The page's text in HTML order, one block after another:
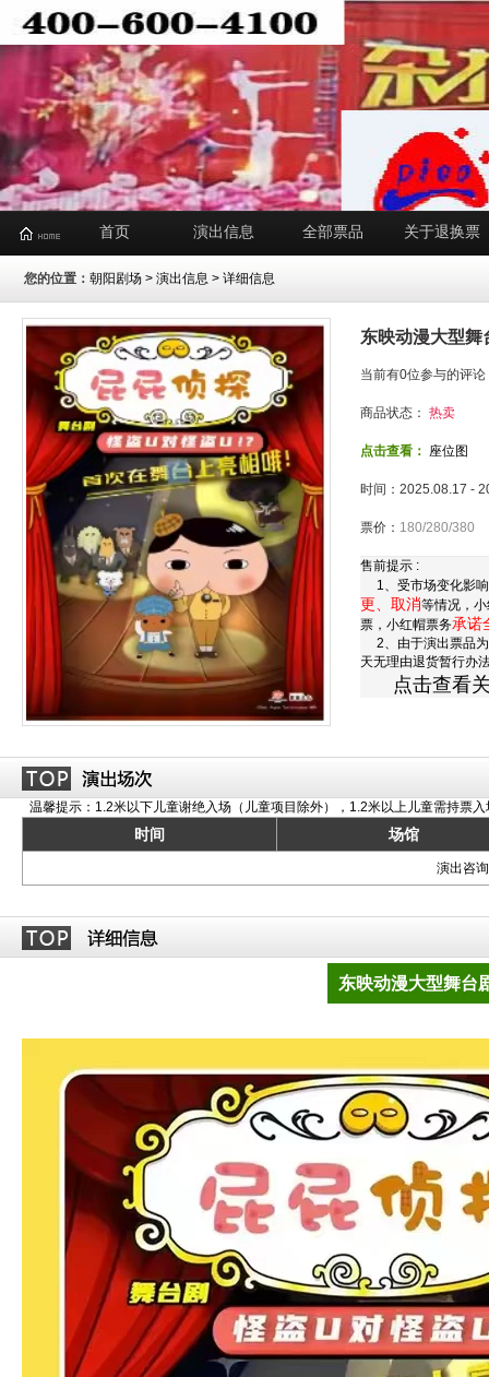
首页 演出信息 全部票品 关于退换票
您的位置： 朝阳剧场 > 演出信息 > 详细信息
东映动漫大型
当前有0位参与的评论
商品状态： 热卖
点击查看： 座位图
时间：2025.08.17 -
票价： 180/280/380
售前提示 :
1、受市场变化影响
更、取消等情况，
票，小红帽票务承诺
2、由于演出票品为
天无理由退货暂行办
点击查看
温馨提示：1.2米以下儿童谢绝入场（儿童项目除外），1.2米以上儿童需持票入
时间 场馆
演出咨
东映动漫大型舞台